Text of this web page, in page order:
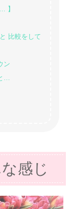
】
比較をして
ン
…
感じ